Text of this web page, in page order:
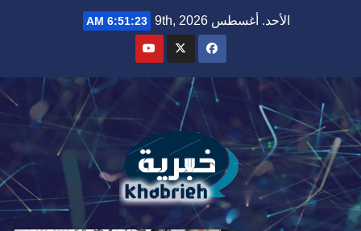
الأحد. أغسطس 9th, 2026 6:51:24 AM